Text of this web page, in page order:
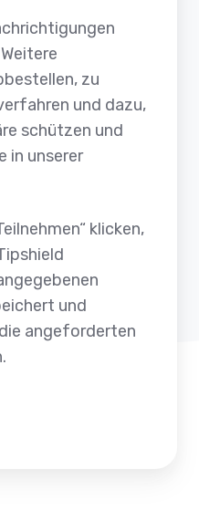
zu
und dazu,
schützen und
in unserer
klicken,
und
angeforderten